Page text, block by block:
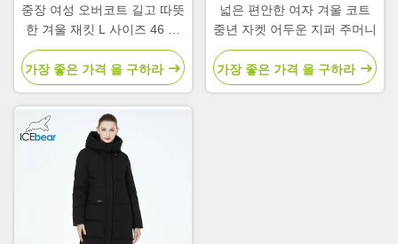
중장 여성 오버코트 길고 따뜻
한 겨울 재킷 L 사이즈 46 사
이즈
가장 좋은 가격 을 구하라
넓은 편안한 여자 겨울 코트
중년 자켓 어두운 지퍼 주머니
가장 좋은 가격 을 구하라